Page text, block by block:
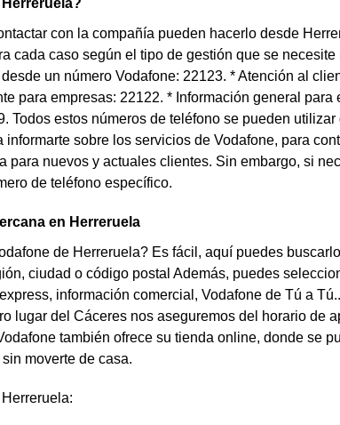
con la compañía pueden hacerlo desde
cada caso según el tipo de gestión que se necesite
un número Vodafone: 22123. * Atención al
para empresas: 22122. * Información general para
Todos estos números de teléfono se pueden
sobre los servicios de Vodafone, para
para nuevos y actuales clientes. Sin embargo, si
de teléfono específico.
en Herreruela
de Herreruela? Es fácil, aquí puedes
ciudad o código postal Además, puedes
información comercial, Vodafone de Tú a
lugar del Cáceres nos aseguremos del horario de
también ofrece su tienda online, donde se
moverte de casa.